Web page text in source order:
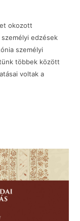
okozott
edzések
személyi
többek között
voltak a